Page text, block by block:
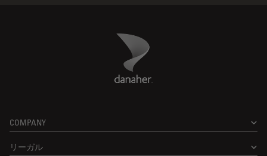
Danaher Logo
COMPANY
リーガル